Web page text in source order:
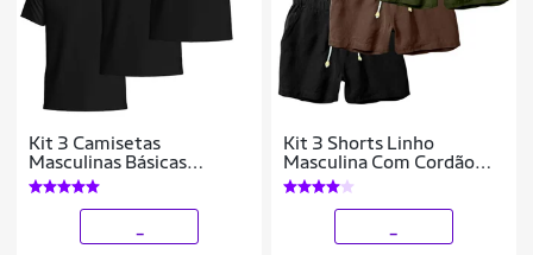
Kit 3 Camisetas
Masculinas Básicas
Algodão Manga Curta
Confortáveis Dia a Dia
Kit 3 Shorts Linho
Masculina Com Cordão
Bermuda Casual Verão